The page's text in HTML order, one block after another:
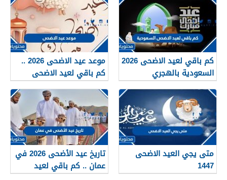
كم باقي لعيد الاضحى 2026
السعودية بالهجري
والميلادي
موعد عيد الاضحى 2026 ..
كم باقي لعيد الاضحى
متى يجي العيد الاضحى
1447
تاريخ عيد الأضحى 2026 في
عمان .. كم باقي لعيد